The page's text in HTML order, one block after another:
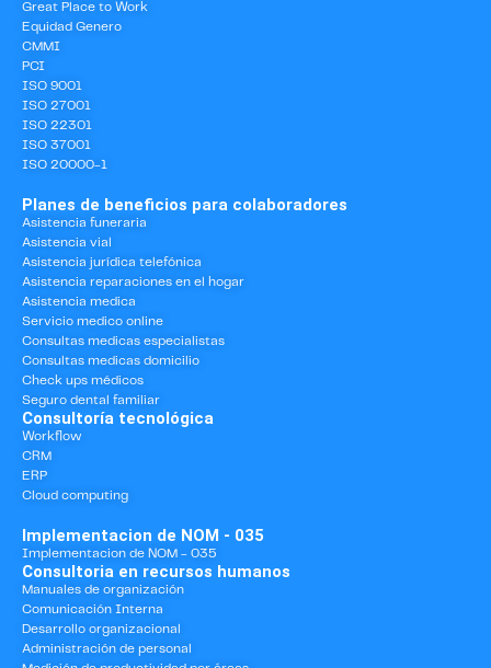
Great Place to Work
Equidad Genero
CMMI
PCI
ISO 9001
ISO 27001
ISO 22301
ISO 37001
ISO 20000-1
Planes de beneficios para colaboradores
Asistencia funeraria
Asistencia vial
Asistencia jurídica telefónica
Asistencia reparaciones en el hogar
Asistencia medica
Servicio medico online
Consultas medicas especialistas
Consultas medicas domicilio
Check ups médicos
Seguro dental familiar
Consultoría tecnológica
Workflow
CRM
ERP
Cloud computing
Implementacion de NOM - 035
Implementacion de NOM - 035
Consultoria en recursos humanos
Manuales de organización
Comunicación Interna
Desarrollo organizacional
Administración de personal